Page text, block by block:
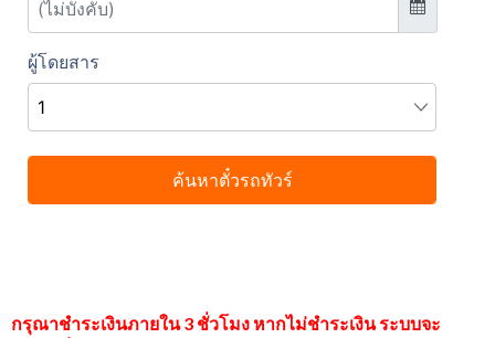
กรุณาชำระเงินภายใน 3 ชั่วโมง หากไม่ชำระเงิน ระบบจะ